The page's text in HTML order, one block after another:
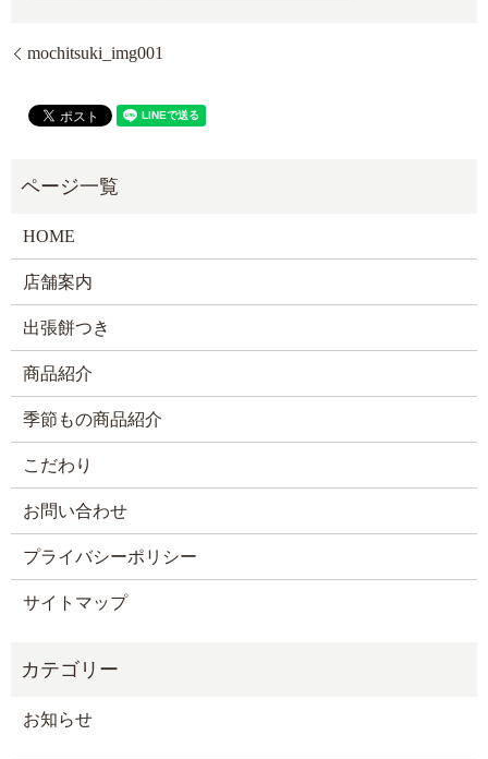
mochitsuki_img001
HOME
店舗案内
出張餅つき
商品紹介
季節もの商品紹介
こだわり
お問い合わせ
プライバシーポリシー
サイトマップ
お知らせ